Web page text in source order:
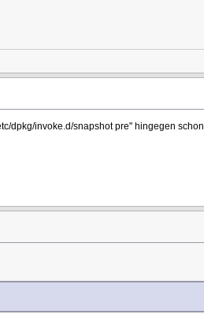
dpkg/invoke.d/snapshot pre" hingegen schon.